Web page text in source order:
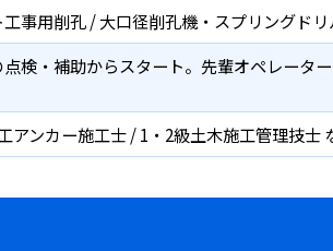
事用削孔 / 大口径削孔機・スプリングド
点検・補助からスタート。先輩オペレータ
アンカー施工士 / 1・2級土木施工管理技士